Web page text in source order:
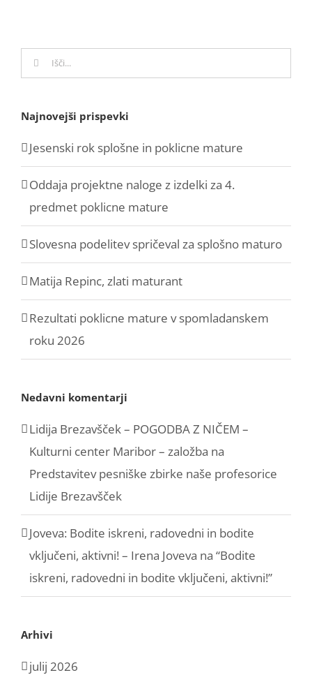
Search
for:
Najnovejši prispevki
Jesenski rok splošne in poklicne mature
Oddaja projektne naloge z izdelki za 4.
predmet poklicne mature
Slovesna podelitev spričeval za splošno maturo
Matija Repinc, zlati maturant
Rezultati poklicne mature v spomladanskem
roku 2026
Nedavni komentarji
Lidija Brezavšček – POGODBA Z NIČEM –
Kulturni center Maribor – založba na
Predstavitev pesniške zbirke naše profesorice
Lidije Brezavšček
Joveva: Bodite iskreni, radovedni in bodite
vključeni, aktivni! – Irena Joveva na “Bodite
iskreni, radovedni in bodite vključeni, aktivni!”
Arhivi
julij 2026